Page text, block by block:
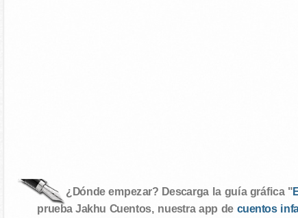
¿Dónde empezar? Descarga la guía gráfica "
prueba Jakhu Cuentos, nuestra app de cuentos